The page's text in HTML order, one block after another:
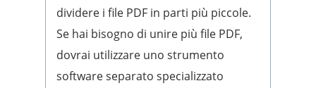
dividere i file PDF in parti più piccole.
Se hai bisogno di unire più file PDF,
dovrai utilizzare uno strumento
software separato specializzato